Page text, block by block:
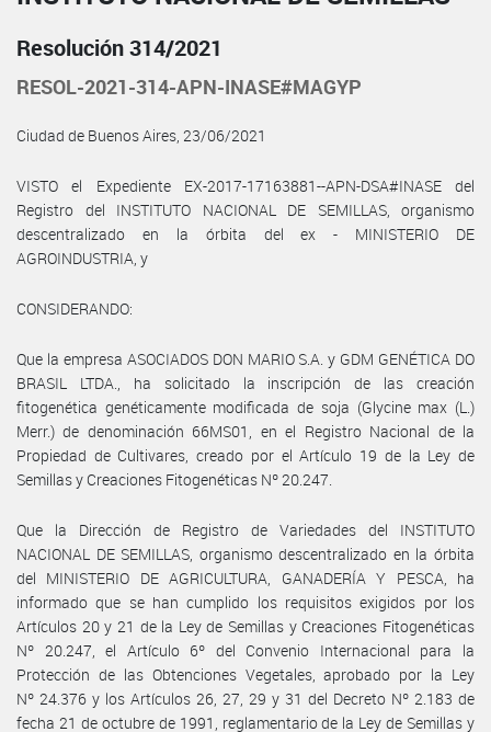
Resolución 314/2021
RESOL-2021-314-APN-INASE#MAGYP
Ciudad de Buenos Aires, 23/06/2021
VISTO el Expediente EX-2017-17163881--APN-DSA#INASE del
Registro del INSTITUTO NACIONAL DE SEMILLAS, organismo
descentralizado en la órbita del ex - MINISTERIO DE
AGROINDUSTRIA, y
CONSIDERANDO:
Que la empresa ASOCIADOS DON MARIO S.A. y GDM GENÉTICA DO
BRASIL LTDA., ha solicitado la inscripción de las creación
fitogenética genéticamente modificada de soja (Glycine max (L.)
Merr.) de denominación 66MS01, en el Registro Nacional de la
Propiedad de Cultivares, creado por el Artículo 19 de la Ley de
Semillas y Creaciones Fitogenéticas Nº 20.247.
Que la Dirección de Registro de Variedades del INSTITUTO
NACIONAL DE SEMILLAS, organismo descentralizado en la órbita
del MINISTERIO DE AGRICULTURA, GANADERÍA Y PESCA, ha
informado que se han cumplido los requisitos exigidos por los
Artículos 20 y 21 de la Ley de Semillas y Creaciones Fitogenéticas
Nº 20.247, el Artículo 6º del Convenio Internacional para la
Protección de las Obtenciones Vegetales, aprobado por la Ley
Nº 24.376 y los Artículos 26, 27, 29 y 31 del Decreto Nº 2.183 de
fecha 21 de octubre de 1991, reglamentario de la Ley de Semillas y